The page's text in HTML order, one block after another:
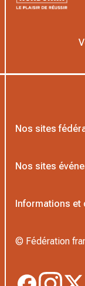
Nos sites
L’Institut
Proshop FFT
Nos sites
Boutique
Informations et
© Fédération